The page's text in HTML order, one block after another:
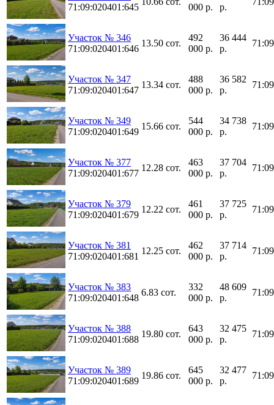
71:09:020401:645
000 р.
р.
Участок № 346
71:09:020401:646
13.50 сот.
492
000 р.
36 444
р.
Участок № 347
71:09:020401:647
13.34 сот.
488
000 р.
36 582
р.
Участок № 349
71:09:020401:649
15.66 сот.
544
000 р.
34 738
р.
Участок № 377
71:09:020401:677
12.28 сот.
463
000 р.
37 704
р.
Участок № 379
71:09:020401:679
12.22 сот.
461
000 р.
37 725
р.
Участок № 381
71:09:020401:681
12.25 сот.
462
000 р.
37 714
р.
Участок № 383
71:09:020401:648
6.83 сот.
332
000 р.
48 609
р.
Участок № 388
71:09:020401:688
19.80 сот.
643
000 р.
32 475
р.
Участок № 389
71:09:020401:689
19.86 сот.
645
000 р.
32 477
р.